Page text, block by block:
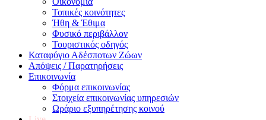
Τοπικές κοινότητες
Ήθη & Έθιμα
Φυσικό περιβάλλον
Τουριστικός οδηγός
Καταφύγιο Αδέσποτων Ζώων
Απόψεις / Παρατηρήσεις
Επικοινωνία
Φόρμα επικοινωνίας
Στοιχεία επικοινωνίας υπηρεσιών
Ωράριο εξυπηρέτησης κοινού